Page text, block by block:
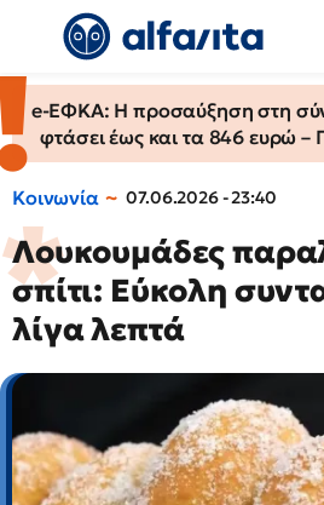
e-ΕΦΚΑ: Η προσαύξηση στη
φτάσει έως και τα 846 ευρώ –
Κοινωνία 07.06.2026 - 23:40
Λουκουμάδες
σπίτι: Εύκολη
λίγα λεπτά